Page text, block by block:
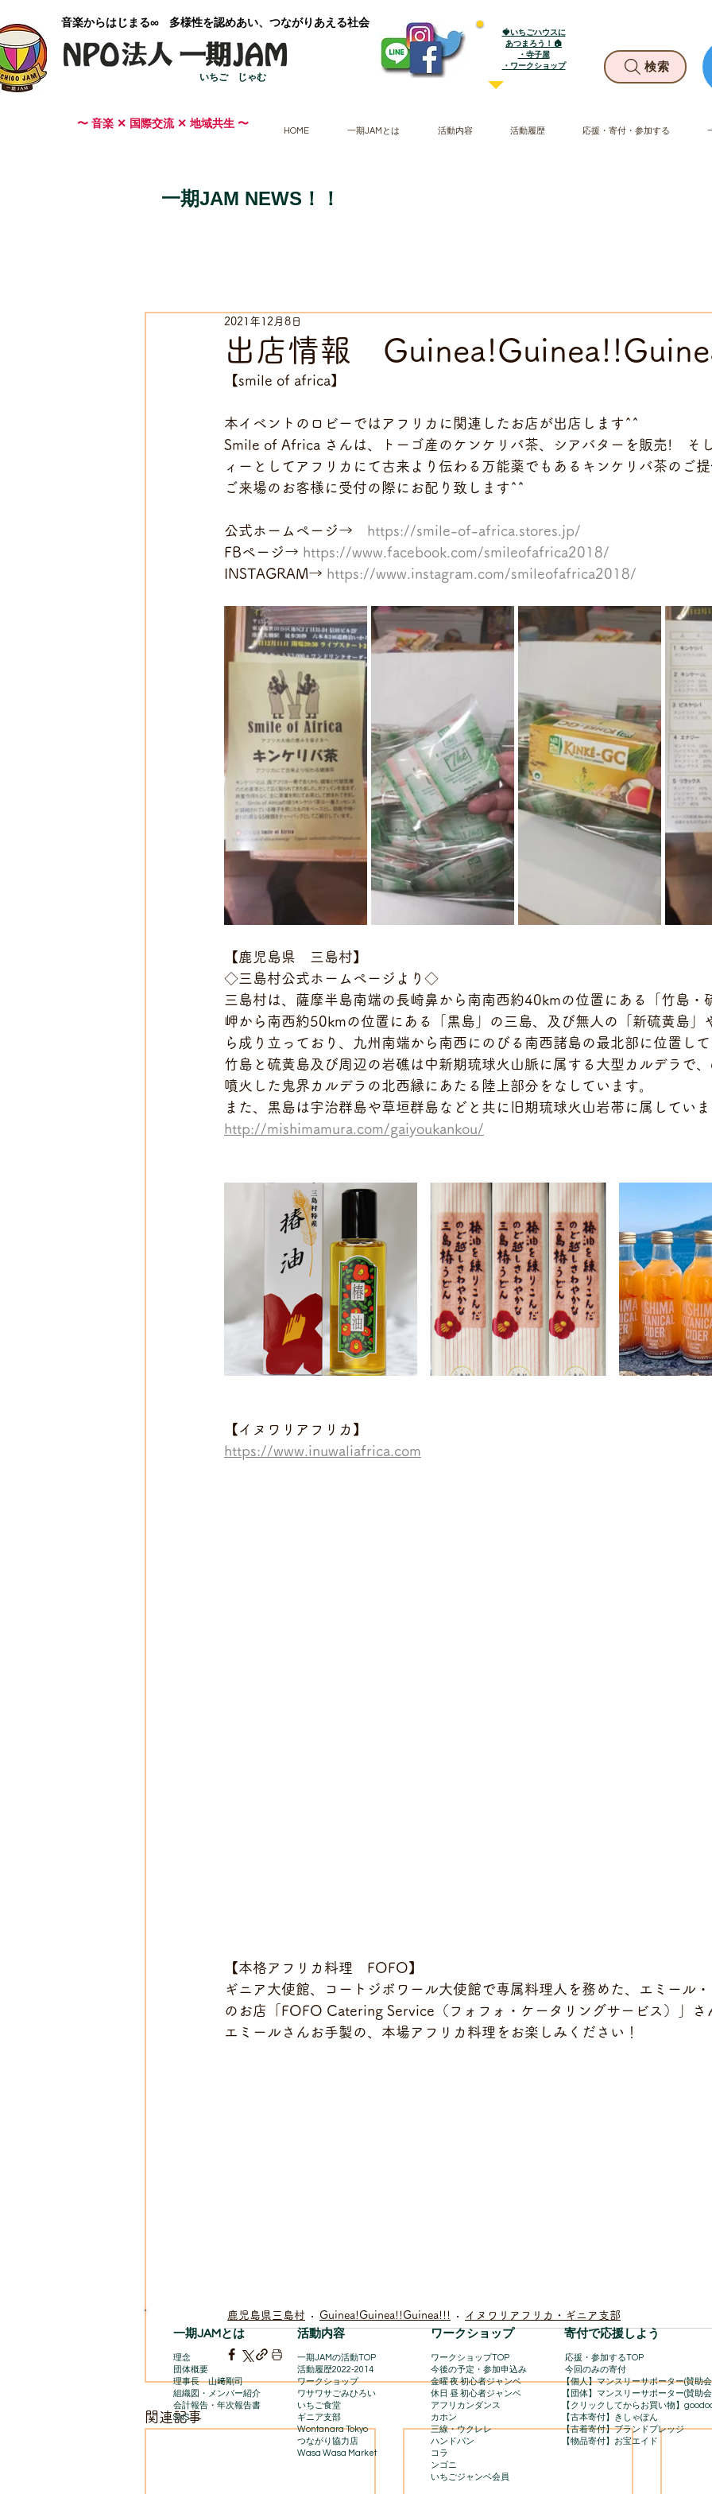
​音楽からはじまる∞ 多様性を認めあい、つながりあえる社会
いちご じゃむ
🍓いちごハウスに
あつまろう！🏠
・寺子屋
​・ワークショップ
検索
〜 音楽 ✕ 国際交流 ✕ 地域共生 〜
HOME 一期JAMとは 活動内容 活動履歴 応援・寄付・参加する
一期JAM NEWS！！
出店情報
2021年12月8日
【smile of africa】
本イベントのロビーではアフリカに関連したお店が出店します^^
Smile of Africa さんは、トーゴ産のケンケリバ茶、シアバターを販売!　そ
ィーとしてアフリカにて古来より伝わる万能薬でもあるキンケリバ茶のご
ご来場のお客様に受付の際にお配り致します^^
公式ホームページ→ https://smile-of-africa.stores.jp/
FBページ→ https://www.facebook.com/smileofafrica2018/
INSTAGRAM→ https://www.instagram.com/smileofafrica2018/
【鹿児島県　三島村】
◇三島村公式ホームページより◇
三島村は、薩摩半島南端の長崎鼻から南南西約40kmの位置にある「竹島・
岬から南西約50kmの位置にある「黒島」の三島、及び無人の「新硫黄島」
ら成り立っており、九州南端から南西にのびる南西諸島の最北部に位置し
竹島と硫黄島及び周辺の岩礁は中新期琉球火山脈に属する大型カルデラで
噴火した鬼界カルデラの北西縁にあたる陸上部分をなしています。
また、黒島は宇治群島や草垣群島などと共に旧期琉球火山岩帯に属してい
http://mishimamura.com/gaiyoukankou/
【イヌワリアフリカ】
https://www.inuwaliafrica.com
【本格アフリカ料理　FOFO】
ギニア大使館、コートジボワール大使館で専属料理人を務めた、エミール
のお店「FOFO Catering Service（フォフォ・ケータリングサービス）」さ
エミールさんお手製の、本場アフリカ料理をお楽しみください！
鹿児島県三島村 Guinea!Guinea!!Guinea!!! イヌワリアフリカ・ギニア支部
関連記事
一期JAMとは 活動内容
理念
団体概要
理事長 山﨑剛司
組織図・メンバー紹介
会計報告​・年次報告書
SNS
一期JAMの活動TOP
​活動履歴2022-2014
ワークショップ
ワサワサごみひろい
いちご食堂
ギニア支部
Wontanara Tokyo
​つながり協力店
Wasa Wasa Market​
​ワークショップ 寄付で応援しよう
ワークショップTOP
今後の予定・参加申込み
金曜 夜 初心者ジャンベ
休日 昼 初心者ジャンベ
アフリカンダンス
カホン
三線・ウクレレ
ハンドパン
コラ
ンゴニ
いちごジャンベ会員
応援・参加するTOP
今回のみの寄付
【個人】マンスリーサポーター(賛助
【団体】マンスリーサポーター(賛助
【クリックしてからお買い物】
【古本寄付】きしゃぽん
【古着寄付】ブランドプレッジ
【物品寄付】お宝エイド